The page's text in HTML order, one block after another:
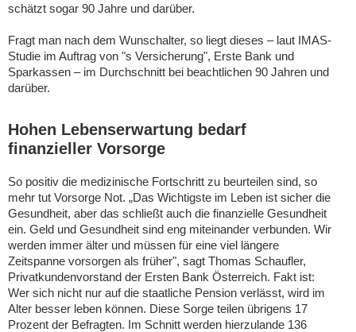
schätzt sogar 90 Jahre und darüber.
Fragt man nach dem Wunschalter, so liegt dieses – laut IMAS-
Studie im Auftrag von "s Versicherung", Erste Bank und
Sparkassen – im Durchschnitt bei beachtlichen 90 Jahren und
darüber.
Hohen Lebenserwartung bedarf
finanzieller Vorsorge
So positiv die medizinische Fortschritt zu beurteilen sind, so
mehr tut Vorsorge Not. „Das Wichtigste im Leben ist sicher die
Gesundheit, aber das schließt auch die finanzielle Gesundheit
ein. Geld und Gesundheit sind eng miteinander verbunden. Wir
werden immer älter und müssen für eine viel längere
Zeitspanne vorsorgen als früher", sagt Thomas Schaufler,
Privatkundenvorstand der Ersten Bank Österreich. Fakt ist:
Wer sich nicht nur auf die staatliche Pension verlässt, wird im
Alter besser leben können. Diese Sorge teilen übrigens 17
Prozent der Befragten. Im Schnitt werden hierzulande 136